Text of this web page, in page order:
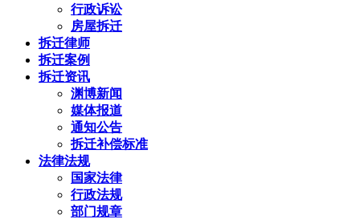
行政诉讼
房屋拆迁
拆迁律师
拆迁案例
拆迁资讯
渊博新闻
媒体报道
通知公告
拆迁补偿标准
法律法规
国家法律
行政法规
部门规章